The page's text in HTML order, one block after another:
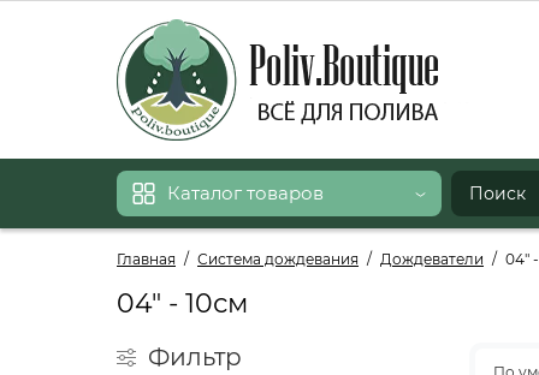
Каталог товаров
Главная Система дождевания Дождеватели 04"
04" - 10см
Фильтр По